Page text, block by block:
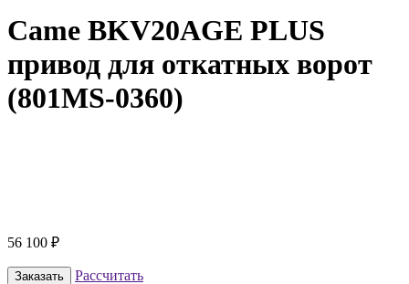
Came BKV20AGE PLUS
привод для откатных ворот
(801MS-0360)
56 100 ₽
Заказать
Рассчитать